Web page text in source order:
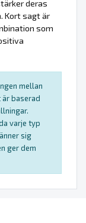
deras
Kort sagt är
som
mellan
baserad
varje typ
sig
ger dem